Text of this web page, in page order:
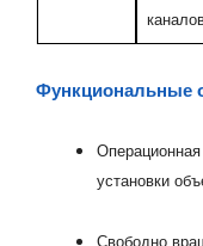
Функциональные
Операционная
установки
Свободно